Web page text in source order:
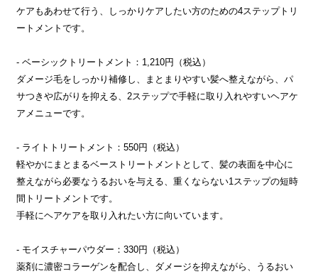
ケアもあわせて行う、しっかりケアしたい方のための4ステップトリ
ートメントです。
- ベーシックトリートメント：1,210円（税込）
ダメージ毛をしっかり補修し、まとまりやすい髪へ整えながら、パ
サつきや広がりを抑える、2ステップで手軽に取り入れやすいヘアケ
アメニューです。
- ライトトリートメント：550円（税込）
軽やかにまとまるベーストリートメントとして、髪の表面を中心に
整えながら必要なうるおいを与える、重くならない1ステップの短時
間トリートメントです。
手軽にヘアケアを取り入れたい方に向いています。
- モイスチャーパウダー：330円（税込）
薬剤に濃密コラーゲンを配合し、ダメージを抑えながら、うるおい